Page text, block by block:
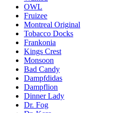
OWL
Fruizee
Montreal Original
Tobacco Docks
Frankonia
Kings Crest
Monsoon
Bad Candy
Dampfdidas
Dampflion
Dinner Lady
Dr. Fog